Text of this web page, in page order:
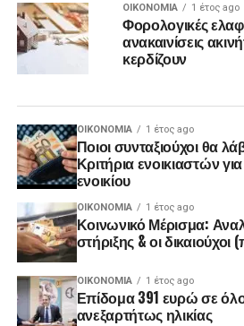
ΟΙΚΟΝΟΜΊΑ 1 έτος ago
Φορολογικές
ανακαινίσεις
κερδίζουν
ΟΙΚΟΝΟΜΊΑ 1 έτος ago
Ποιοι συνταξιούχοι θα
Κριτήρια ενοικιαστών
ενοικίου
ΟΙΚΟΝΟΜΊΑ 1 έτος ago
Κοινωνικό Μέρισμα:
στήριξης & οι δικαιούχοι
ΟΙΚΟΝΟΜΊΑ 1 έτος ago
Επίδομα 391 ευρώ σε
ανεξαρτήτως ηλικίας